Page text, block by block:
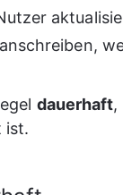
dauerhaft,
ist.